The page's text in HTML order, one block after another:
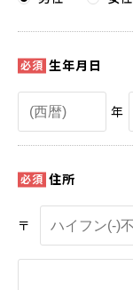
生年月日
年
住所
〒